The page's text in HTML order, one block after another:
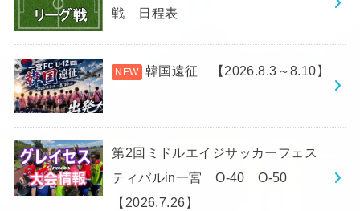
戦 日程表
韓国遠征 【2026.8.3～8.10】
第2回ミドルエイジサッカーフェス
ティバルin一宮 O-40 O-50
【2026.7.26】